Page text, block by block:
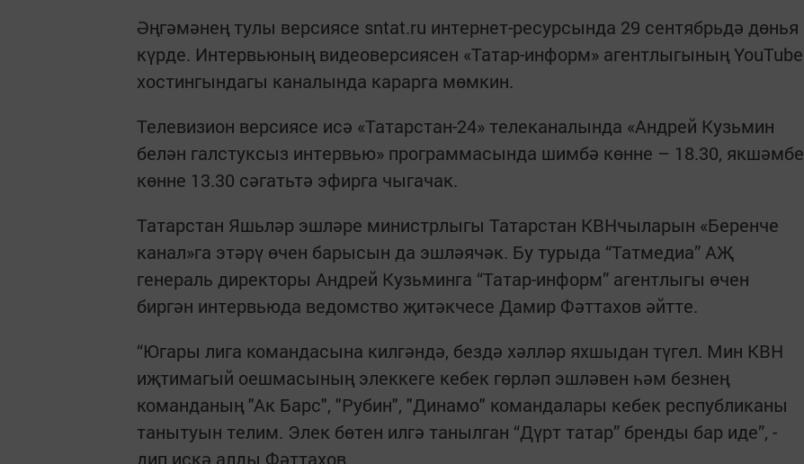
Әңгәмәнең тулы версиясе sntat.ru интернет-ресурсында 29 сентябрьдә дөнья
күрде. Интервьюның видеоверсиясен «Татар-информ» агентлыгының YouTube
хостингындагы каналында карарга мөмкин.
Телевизион версиясе исә «Татарстан-24» телеканалында «Андрей Кузьмин
белән галстуксыз интервью» программасында шимбә көнне – 18.30, якшәмбе
көнне 13.30 сәгатьтә эфирга чыгачак.
Татарстан Яшьләр эшләре министрлыгы Татарстан КВНчыларын «Беренче
канал»га этәрү өчен барысын да эшләячәк. Бу турыда “Татмедиа” АҖ
генераль директоры Андрей Кузьминга “Татар-информ” агентлыгы өчен
биргән интервьюда ведомство җитәкчесе Дамир Фәттахов әйтте.
“Югары лига командасына килгәндә, бездә хәлләр яхшыдан түгел. Мин КВН
иҗтимагый оешмасының элеккеге кебек гөрләп эшләвен һәм безнең
команданың "Ак Барс", "Рубин", "Динамо" командалары кебек республиканы
танытуын телим. Элек бөтен илгә танылган “Дүрт татар” бренды бар иде”, -
дип искә алды Фәттахов.